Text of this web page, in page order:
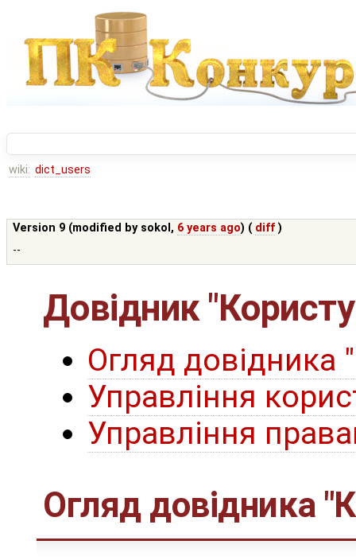
wiki: dict_users
Version 9 (modified by sokol , 6 years ago) ( diff )
--
Довідник
Огляд довідника
Управління
Управління
Огляд довідника